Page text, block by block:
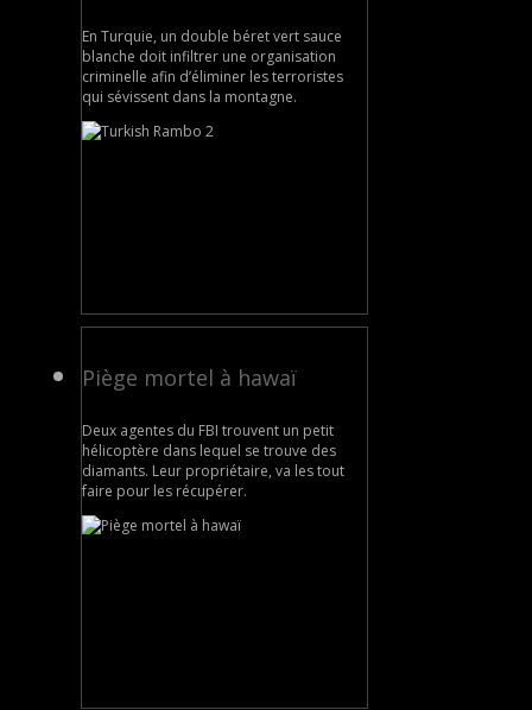
En Turquie, un double béret vert sauce
blanche doit infiltrer une organisation
criminelle afin d’éliminer les terroristes
qui sévissent dans la montagne.
Piège mortel à hawaï
Deux agentes du FBI trouvent un petit
hélicoptère dans lequel se trouve des
diamants. Leur propriétaire, va les tout
faire pour les récupérer.